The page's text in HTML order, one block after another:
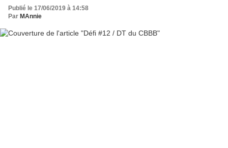
Publié le 17/06/2019 à 14:58
Par MAnnie